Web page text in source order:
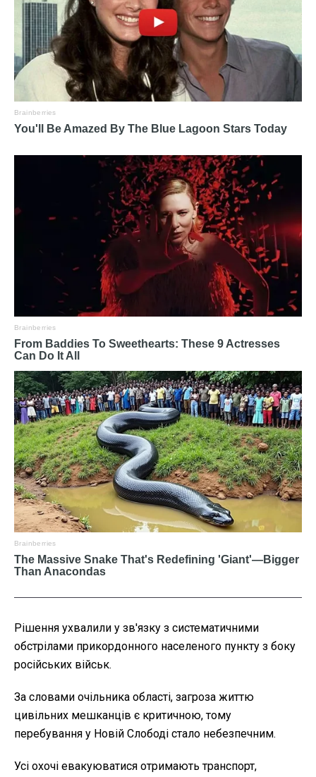
Рішення ухвалили у зв'язку з систематичними
обстрілами прикордонного населеного пункту з боку
російських військ.
За словами очільника області, загроза життю
цивільних мешканців є критичною, тому
перебування у Новій Слободі стало небезпечним.
Усі охочі евакуюватися отримають транспорт,